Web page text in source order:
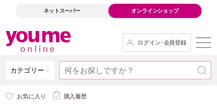
ネットスーパー オンラインショップ
ログイン･会員登録
カテゴリー
お気に入り 購入履歴